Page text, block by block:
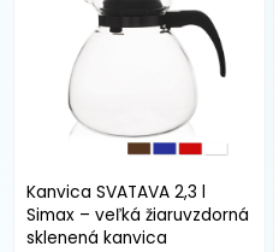
Kanvica SVATAVA 2,3 l
Simax – veľká žiaruvzdorná
sklenená kanvica